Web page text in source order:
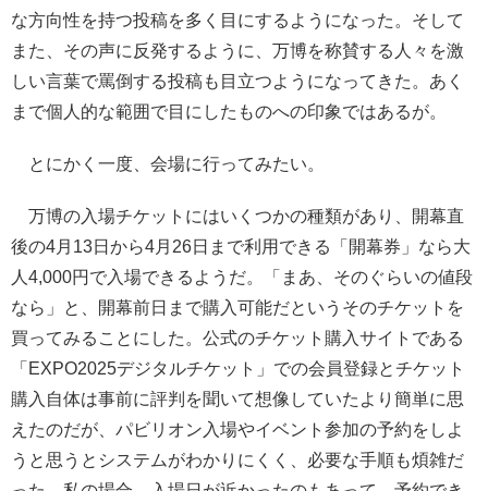
な方向性を持つ投稿を多く目にするようになった。そして
また、その声に反発するように、万博を称賛する人々を激
しい言葉で罵倒する投稿も目立つようになってきた。あく
まで個人的な範囲で目にしたものへの印象ではあるが。
とにかく一度、会場に行ってみたい。
万博の入場チケットにはいくつかの種類があり、開幕直
後の4月13日から4月26日まで利用できる「開幕券」なら大
人4,000円で入場できるようだ。「まあ、そのぐらいの値段
なら」と、開幕前日まで購入可能だというそのチケットを
買ってみることにした。公式のチケット購入サイトである
「EXPO2025デジタルチケット」での会員登録とチケット
購入自体は事前に評判を聞いて想像していたより簡単に思
えたのだが、パビリオン入場やイベント参加の予約をしよ
うと思うとシステムがわかりにくく、必要な手順も煩雑だ